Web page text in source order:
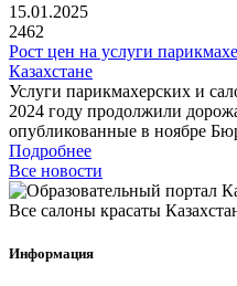
15.01.2025
2462
Рост цен на услуги
Казахстане
Услуги парикмахерских и
2024 году продолжили
опубликованные в ноябре
Подробнее
Все новости
Все салоны красаты
Информация